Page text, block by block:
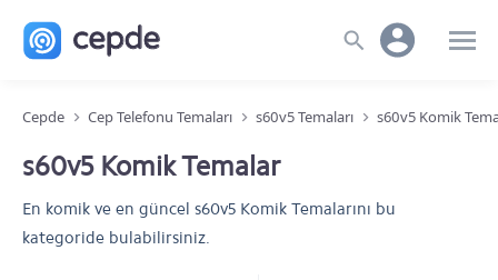
Cepde Cep Telefonu Temaları s60v5 Temaları s60v5 Komik
s60v5 Komik Temalar
En komik ve en güncel s60v5 Komik Temalarını bu
kategoride bulabilirsiniz.